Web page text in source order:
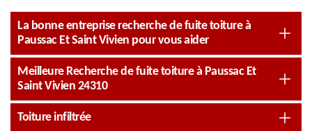
La bonne entreprise recherche de fuite toiture à
Paussac Et Saint Vivien pour vous aider
Meilleure Recherche de fuite toiture à Paussac Et
Saint Vivien 24310
Toiture infiltrée